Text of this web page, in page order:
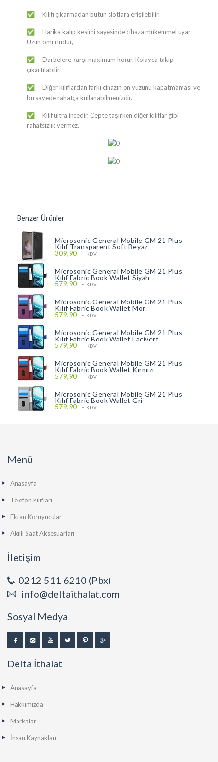
✅ Kılıfı çıkarmadan bütün slotlara erişilebilir.
✅ Harika kalıp kesimi sayesinde cihaza mükemmel uyar
Uzun ömürlüdür,
✅ Darbelere karşı maximum korur. Kolayca takıp
çıkartılabilir.
✅ Diğer kılıflardan farkı cihazın ön yüzünü kapatmaması ve
bu sayede rahatça kullanabilmenizdir.
✅ Kılıf ultra incedir. Cepte taşırken diğer kılıflar gibi
rahatsızlık vermez.
Benzer Ürünler
Microsonic General Mobile GM 21 Plus
Kılıf Transparent Soft Beyaz
309,90 + KDV
Microsonic General Mobile GM 21 Plus
Kılıf Fabric Book Wallet Siyah
579,90 + KDV
Microsonic General Mobile GM 21 Plus
Kılıf Fabric Book Wallet Mor
579,90 + KDV
Microsonic General Mobile GM 21 Plus
Kılıf Fabric Book Wallet Lacivert
579,90 + KDV
Microsonic General Mobile GM 21 Plus
Kılıf Fabric Book Wallet Kırmızı
579,90 + KDV
Microsonic General Mobile GM 21 Plus
Kılıf Fabric Book Wallet Gri
579,90 + KDV
Menü
Anasayfa
Telefon Kılıfları
Ekran Koruyucular
Akıllı Saat Aksesuarları
İletişim
0212 511 6210 (Pbx)
info@deltaithalat.com
Sosyal Medya
Delta İthalat
Anasayfa
Hakkımızda
Markalar
İnsan Kaynakları